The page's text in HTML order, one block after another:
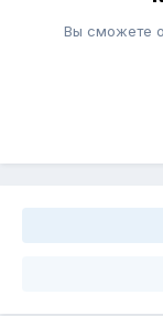
Вы сможете